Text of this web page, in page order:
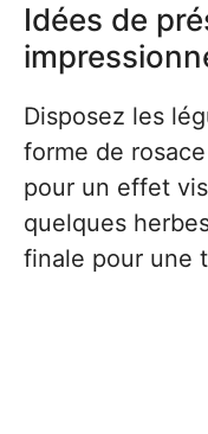
Idées de
Disposez les
forme de
pour un effet
quelques
finale pour une